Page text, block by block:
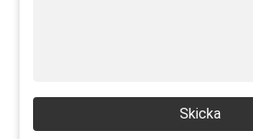
Skicka